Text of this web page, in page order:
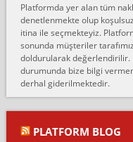
Ankara Alicanlar naklyat tel
Konya ya Alicanlar naklyat la
fiyatın mazoto gele...
Fatih kokmese:
Diyarbakır dan eşyamı getirtmek
Son anda fiyat artırdılar..
Ali:
Platformda yer alan tüm
denetlenmekte olup
itina ile seçmekteyiz.
sonunda müşteriler
doldurularak değerlendirilir.
durumunda bize bilgi
derhal giderilmektedir.
PLATFORM BLOG